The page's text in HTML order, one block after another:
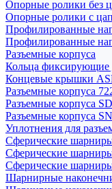
Опорные ролики без
Опорные ролики с
Профилированные
Профилированные
Разъемные корпуса
Кольца фиксирующие
Концевые крышки
Разъемные корпуса
Разъемные корпуса SD
Разъемные корпуса
Уплотнения для
Сферические
Сферические
Сферические
Шарнирные